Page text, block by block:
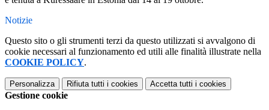
Notizie
Questo sito o gli strumenti terzi da questo utilizzati si avvalgono di
cookie necessari al funzionamento ed utili alle finalità illustrate nella
COOKIE POLICY.
Personalizza Rifiuta tutti i cookies Accetta tutti i cookies
Gestione cookie